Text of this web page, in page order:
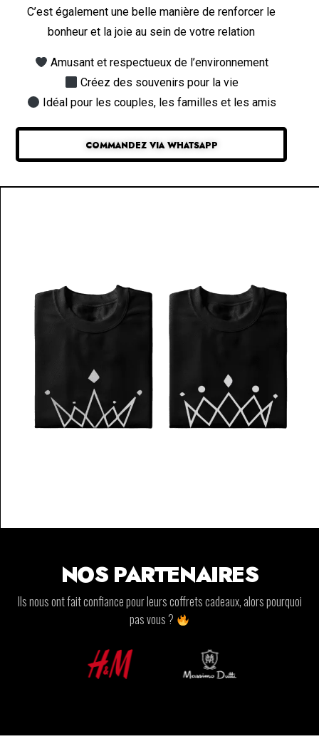
C’est également une belle manière de renforcer le
bonheur et la joie au sein de votre relation
Amusant et respectueux de l’environnement
Créez des souvenirs pour la vie
Idéal pour les couples, les familles et les amis
COMMANDEZ VIA WHATSAPP
NOS PARTENAIRES
Ils nous ont fait confiance pour leurs coffrets cadeaux, alors pourquoi
pas vous ?